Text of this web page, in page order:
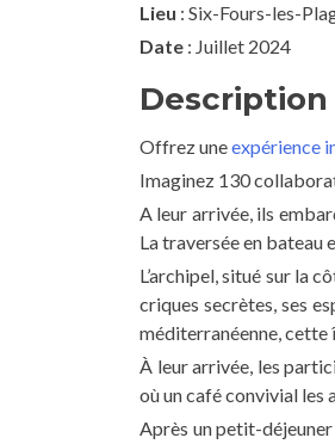
Lieu : Six-Fours-les-
Date : Juillet 2024
Offrez uneexpérience
Imaginez 130
A leur arrivée, ils
La traversée en bateau
L’archipel, situé sur la
criques secrètes, ses
méditerranéenne, cette
À leur arrivée, les
où un café convivial les
Après un petit-